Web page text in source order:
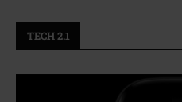
TECH 2.1